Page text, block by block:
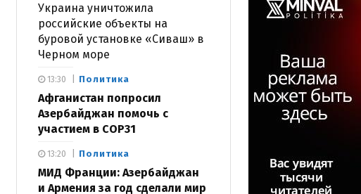
Украина уничтожила
российские объекты на
буровой установке «Сиваш» в
Черном море
Политика
Афганистан попросил
Азербайджан помочь с
участием в COP31
13:30
Политика
МИД Франции: Азербайджан
и Армения за год сделали мир
13:20